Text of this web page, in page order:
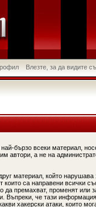
Влезте, за да видите
бързо всеки материал,
автори, а не на
материал, който
са направени всички
премахват, променят или
Въпреки, че тази
хакерски атаки, които